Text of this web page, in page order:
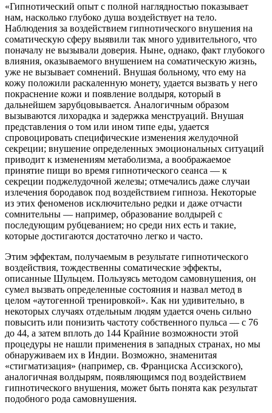
«Гипнотический опыт с полной наглядностью показывает
нам, насколько глубоко душа воздействует на тело.
Наблюдения за воздействием гипнотического внушения на
соматическую сферу выявили так много удивительного, что
поначалу не вызывали доверия. Ныне, однако, факт глубокого
влияния, оказываемого внушением на соматическую жизнь,
уже не вызывает сомнений. Внушая больному, что ему на
кожу положили раскаленную монету, удается вызвать у него
покраснение кожи и появление волдыря, который в
дальнейшем зарубцовывается. Аналогичным образом
вызываются лихорадка и задержка менструаций. Внушая
представления о том или ином типе еды, удается
спровоцировать специфические изменения желудочной
секреции; внушение определенных эмоциональных ситуаций
приводит к изменениям метаболизма, а воображаемое
принятие пищи во время гипнотического сеанса — к
секреции поджелудочной железы; отмечались даже случаи
излечения бородавок под воздействием гипноза. Некоторые
из этих феноменов исключительно редки и даже отчасти
сомнительны — например, образование волдырей с
последующим рубцеванием; но среди них есть и такие,
которые достигаются достаточно легко и часто.
Этим эффектам, получаемым в результате гипнотического
воздействия, тождественны соматические эффекты,
описанные Шульцем. Пользуясь методом самовнушения, он
сумел вызвать определенные состояния и назвал метод в
целом «аутогенной тренировкой». Как ни удивительно, в
некоторых случаях отдельным людям удается очень сильно
повысить или понизить частоту собственного пульса — с 76
до 44, а затем вплоть до 144 Крайние возможности этой
процедуры не нашли применения в западных странах, но мы
обнаруживаем их в Индии. Возможно, знаменитая
«стигматизация» (например, св. Франциска Ассизского),
аналогичная волдырям, появляющимся под воздействием
гипнотического внушения, может быть понята как результат
подобного рода самовнушения.